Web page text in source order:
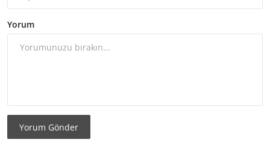
Yorum
Yorum Gönder